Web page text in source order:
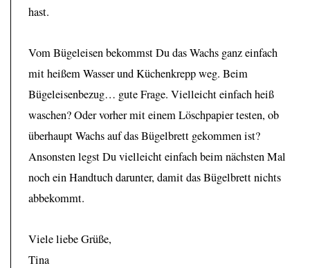
hast.
Vom Bügeleisen bekommst Du das Wachs ganz einfach
mit heißem Wasser und Küchenkrepp weg. Beim
Bügeleisenbezug… gute Frage. Vielleicht einfach heiß
waschen? Oder vorher mit einem Löschpapier testen, ob
überhaupt Wachs auf das Bügelbrett gekommen ist?
Ansonsten legst Du vielleicht einfach beim nächsten Mal
noch ein Handtuch darunter, damit das Bügelbrett nichts
abbekommt.
Viele liebe Grüße,
Tina